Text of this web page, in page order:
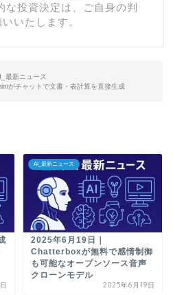
な投資決定は、ご自身の判
いたします。
最新ニュース
がチャットで文書・表計算を直接生成
AI_最新ニュース
2025年6月19日｜
Chatterboxが無料で感情制御
も可能なオープンソース音声
クローンモデル
2025年6月19日